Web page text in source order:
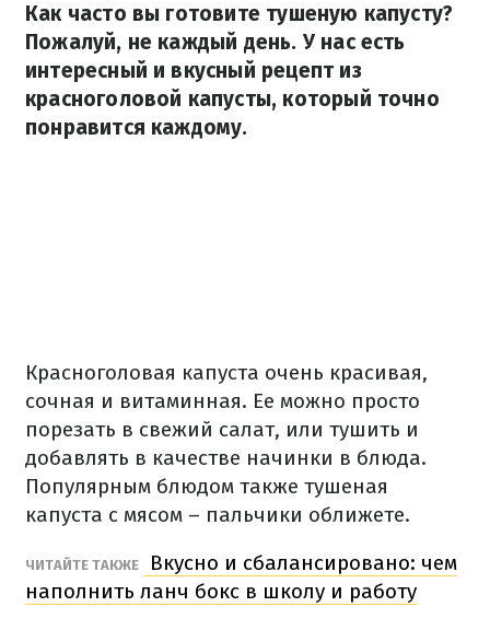
Как часто вы готовите тушеную капусту?
Пожалуй, не каждый день. У нас есть
интересный и вкусный рецепт из
красноголовой капусты, который точно
понравится каждому.
Красноголовая капуста очень красивая,
сочная и витаминная. Ее можно просто
порезать в свежий салат, или тушить и
добавлять в качестве начинки в блюда.
Популярным блюдом также тушеная
капуста с мясом – пальчики оближете.
ЧИТАЙТЕ ТАКЖЕ
Вкусно и сбалансировано: чем
наполнить ланч бокс в школу и работу